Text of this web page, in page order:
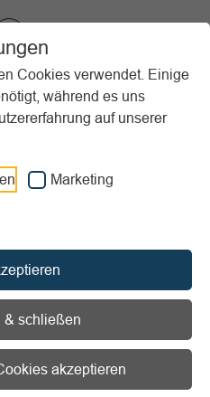
Cookies verwendet. Einige
während es uns
auf unserer
Marketing
& schließen
akzeptieren
Steuern & Finanzen
Buchführung
Finanzbuchhaltung
öffnen
Buchhaltung werden häufig
meisten Gesetzen der
wird. In früheren Jahren
in Büchern auf,
Mit Buchhaltung wird